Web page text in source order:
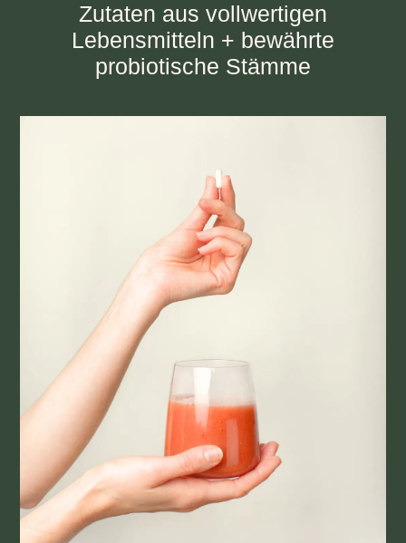
Zutaten aus vollwertigen
Lebensmitteln + bewährte
probiotische Stämme